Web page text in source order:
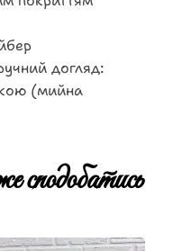
догляд:
(мийна